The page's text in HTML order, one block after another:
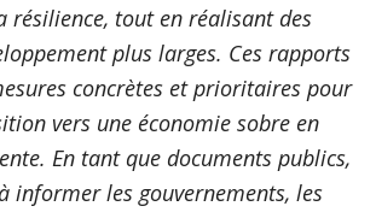
résilience, tout en réalisant des
plus larges. Ces rapports
concrètes et prioritaires pour
vers une économie sobre en
En tant que documents publics,
informer les gouvernements, les